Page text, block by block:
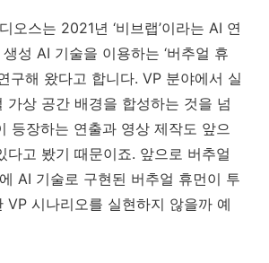
오스는 2021년 ‘비브랩’이라는 AI 연
성 AI 기술을 이용하는 ‘버추얼 휴
구해 왔다고 합니다. VP 분야에서 실
가상 공간 배경을 합성하는 것을 넘
등장하는 연출과 영상 제작도 앞으
다고 봤기 때문이죠. 앞으로 버추얼
AI 기술로 구현된 버추얼 휴먼이 투
VP 시나리오를 실현하지 않을까 예